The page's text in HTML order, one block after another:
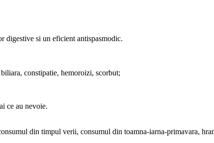
digestive si un eficient antispasmodic.
constipatie, hemoroizi, scorbut;
ce au nevoie.
din timpul verii, consumul din toamna-iarna-primavara,